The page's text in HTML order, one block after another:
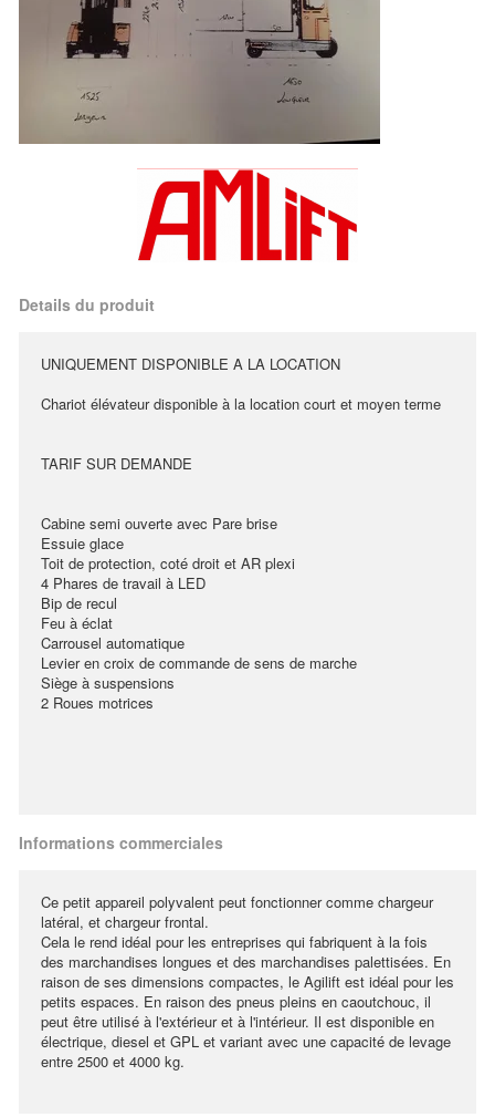
Details du produit
UNIQUEMENT DISPONIBLE A LA LOCATION
Chariot élévateur disponible à la location court et moyen terme
TARIF SUR DEMANDE
Cabine semi ouverte avec Pare brise
Essuie glace
Toit de protection, coté droit et AR plexi
4 Phares de travail à LED
Bip de recul
Feu à éclat
Carrousel automatique
Levier en croix de commande de sens de marche
Siège à suspensions
2 Roues motrices
Informations commerciales
Ce petit appareil polyvalent peut fonctionner comme chargeur
latéral, et chargeur frontal.
Cela le rend idéal pour les entreprises qui fabriquent à la fois
des marchandises longues et des marchandises palettisées. En
raison de ses dimensions compactes, le Agilift est idéal pour les
petits espaces. En raison des pneus pleins en caoutchouc, il
peut être utilisé à l'extérieur et à l'intérieur. Il est disponible en
électrique, diesel et GPL et variant avec une capacité de levage
entre 2500 et 4000 kg.